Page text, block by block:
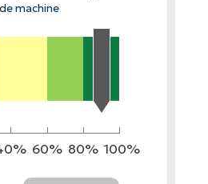
de machine
60% 80% 100%